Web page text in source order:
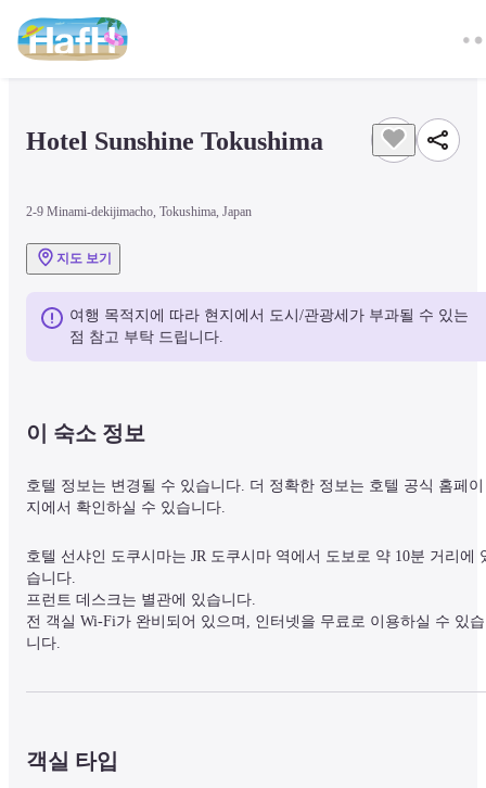
Hotel Sunshine Tokushima
2-9 Minami-dekijimacho, Tokushima, Japan
지도 보기
여행 목적지에 따라 현지에서 도시/관광세가 부과될 수 있는
점 참고 부탁 드립니다.
이 숙소 정보
호텔 정보는 변경될 수 있습니다. 더 정확한 정보는 호텔 공식 홈페이
지에서 확인하실 수 있습니다.
호텔 선샤인 도쿠시마는 JR 도쿠시마 역에서 도보로 약 10분 거리에
습니다.
프런트 데스크는 별관에 있습니다.
전 객실 Wi-Fi가 완비되어 있으며, 인터넷을 무료로 이용하실 수 있습
니다.
객실 타입